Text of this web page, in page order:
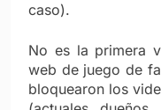
caso).
No es la primera
web de juego de
bloquearon los